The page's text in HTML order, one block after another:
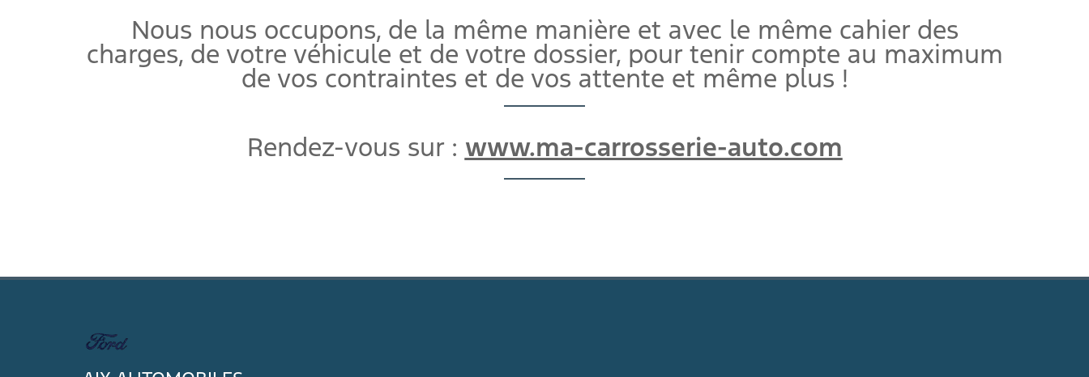
Nous nous occupons, de la même manière et avec le même cahier des
charges, de votre véhicule et de votre dossier, pour tenir compte au maximum
de vos contraintes et de vos attente et même plus !
Rendez-vous sur : www.ma-carrosserie-auto.com